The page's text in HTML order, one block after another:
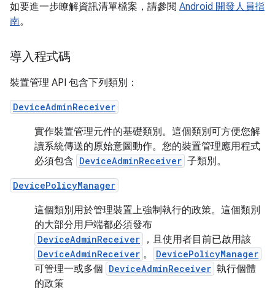
如要進一步瞭解資訊清單檔案，請參閱 Android 開發人員指
南。
導入程式碼
裝置管理 API 包含下列類別：
DeviceAdminReceiver
實作裝置管理元件的基礎類別。這個類別可方便您解
讀系統傳送的原始意圖動作。您的裝置管理應用程式
必須包含 DeviceAdminReceiver 子類別。
DevicePolicyManager
這個類別用於管理裝置上強制執行的政策。這個類別
的大部分用戶端都必須發布
DeviceAdminReceiver ，且使用者目前已啟用該
DeviceAdminReceiver 。 DevicePolicyManager
可管理一或多個 DeviceAdminReceiver 執行個體
的政策